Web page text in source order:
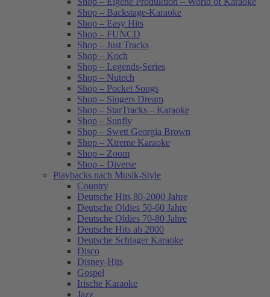
Shop – Backstage-Karaoke
Shop – Easy Hits
Shop – FUNCD
Shop – Just Tracks
Shop – Koch
Shop – Legends-Series
Shop – Nutech
Shop – Pocket Songs
Shop – Singers Dream
Shop – StarTracks – Karaoke
Shop – Sunfly
Shop – Swett Georgia Brown
Shop – Xtreme Karaoke
Shop – Zoom
Shop – Diverse
Playbacks nach Musik-Style
Country
Deutsche Hits 80-2000 Jahre
Deutsche Oldies 50-60 Jahre
Deutsche Oldies 70-80 Jahre
Deutsche Hits ab 2000
Deutsche Schlager Karaoke
Disco
Disney-Hits
Gospel
Irische Karaoke
Jazz